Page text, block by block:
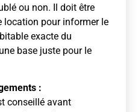
ou non. Il doit être
location pour informer le
exacte du
base juste pour le
:
conseillé avant